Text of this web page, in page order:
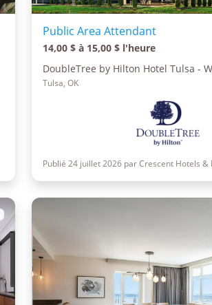
Public Area Attendant
14,00 $ à 15,00 $ l'heure
DoubleTree by Hilton Hotel Tulsa -
Tulsa, OK
Publié 24 juillet 2026 par Crescent Hotels &